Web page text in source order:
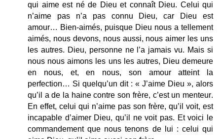
qui aime est né de Dieu et connaît Dieu. Celui qui
n’aime pas n’a pas connu Dieu, car Dieu est
amour… Bien-aimés, puisque Dieu nous a tellement
aimés, nous devons, nous aussi, nous aimer les uns
les autres. Dieu, personne ne l’a jamais vu. Mais si
nous nous aimons les uns les autres, Dieu demeure
en nous, et, en nous, son amour atteint la
perfection… Si quelqu’un dit : « J’aime Dieu », alors
qu’il a de la haine contre son frère, c’est un menteur.
En effet, celui qui n’aime pas son frère, qu’il voit, est
incapable d’aimer Dieu, qu’il ne voit pas. Et voici le
commandement que nous tenons de lui : celui qui